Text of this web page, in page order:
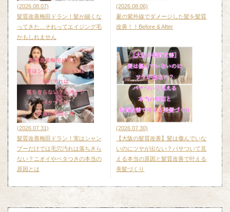
(2026.08.07)
髪質改善梅田ドラン！髪が細くな
ってきた…それってエイジング毛
かもしれません
(2026.08.06)
夏の紫外線でダメージした髪を髪質
改善！！Before & After
(2026.07.31)
髪質改善梅田ドラン！実はシャン
プーだけでは毛穴汚れは落ちきら
ない？ニオイやベタつきの本当の
原因とは
(2026.07.30)
【大阪の髪質改善】髪は傷んでいな
いのにツヤが出ない？パサついて見
える本当の原因と髪質改善で叶える
美髪づくり